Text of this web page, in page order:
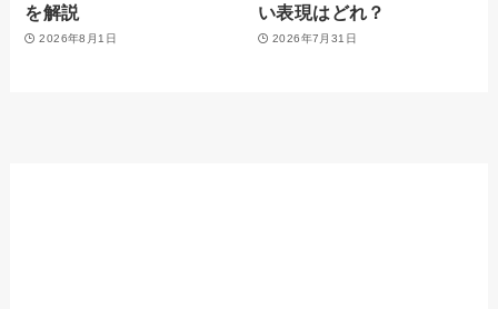
を解説
2026年8月1日
い表現はどれ？
2026年7月31日